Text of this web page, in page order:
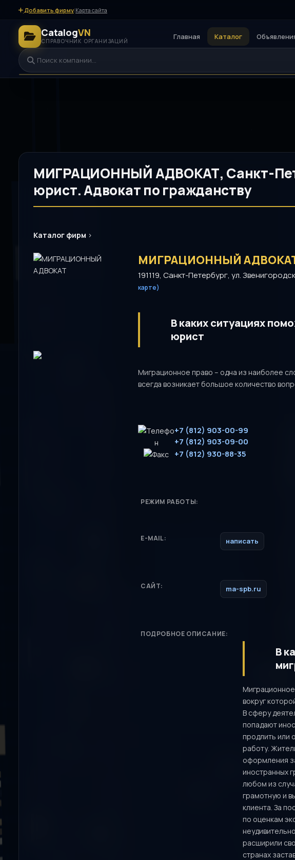
Добавить фирму|Карта сайта
CatalogVN
СПРАВОЧНИК ОРГАНИЗАЦИЙ Главная Каталог
МИГРАЦИОННЫЙ АДВОКАТ, Санкт-
юрист. Адвокат по гражданству
Каталог фирм >
МИГРАЦИОННЫЙ
191119, Санкт-Петербург, ул.
карте)
В каких ситуациях
юрист
Миграционное право – одна из наиболее
всегда возникает большое количество
+7 (812) 903-00-99
+7 (812) 903-09-00
+7 (812) 930-88-35
РЕЖИМ РАБОТЫ:
E-MAIL: написать
САЙТ: ma-spb.ru
ПОДРОБНОЕ ОПИСАНИЕ:
В
вокруг
В сферу
попадают
продлить или
работу.
оформления
иностранных
любом из
грамотную и
клиента. За
по оценкам
расширили
странах